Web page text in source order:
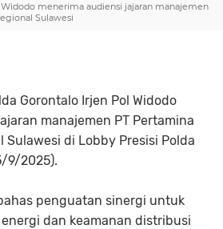
menerima audiensi jajaran manajemen
Sulawesi
Gorontalo Irjen Pol Widodo
manajemen PT Pertamina
Sulawesi di Lobby Presisi Polda
9/2025).
penguatan sinergi untuk
dan keamanan distribusi